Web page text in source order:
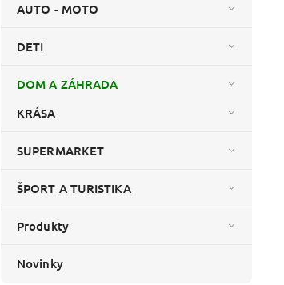
AUTO - MOTO
DETI
DOM A ZÁHRADA
KRÁSA
SUPERMARKET
ŠPORT A TURISTIKA
Produkty
Novinky